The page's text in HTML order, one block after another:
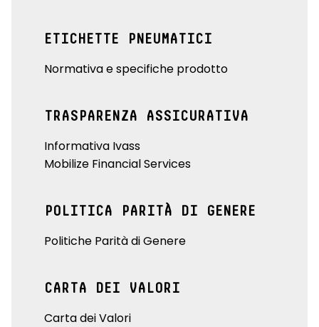
ETICHETTE PNEUMATICI
Normativa e specifiche prodotto
TRASPARENZA ASSICURATIVA
Informativa Ivass
Mobilize Financial Services
POLITICA PARITÀ DI GENERE
Politiche Parità di Genere
CARTA DEI VALORI
Carta dei Valori